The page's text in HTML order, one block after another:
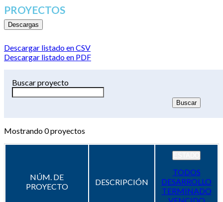
PROYECTOS
Descargas
Descargar listado en CSV
Descargar listado en PDF
Buscar proyecto
Mostrando0proyectos
NÚM. DE
PROYECTO
DESCRIPCIÓN
TODOS
DESARROLLO
TERMINADO
VENCIDO